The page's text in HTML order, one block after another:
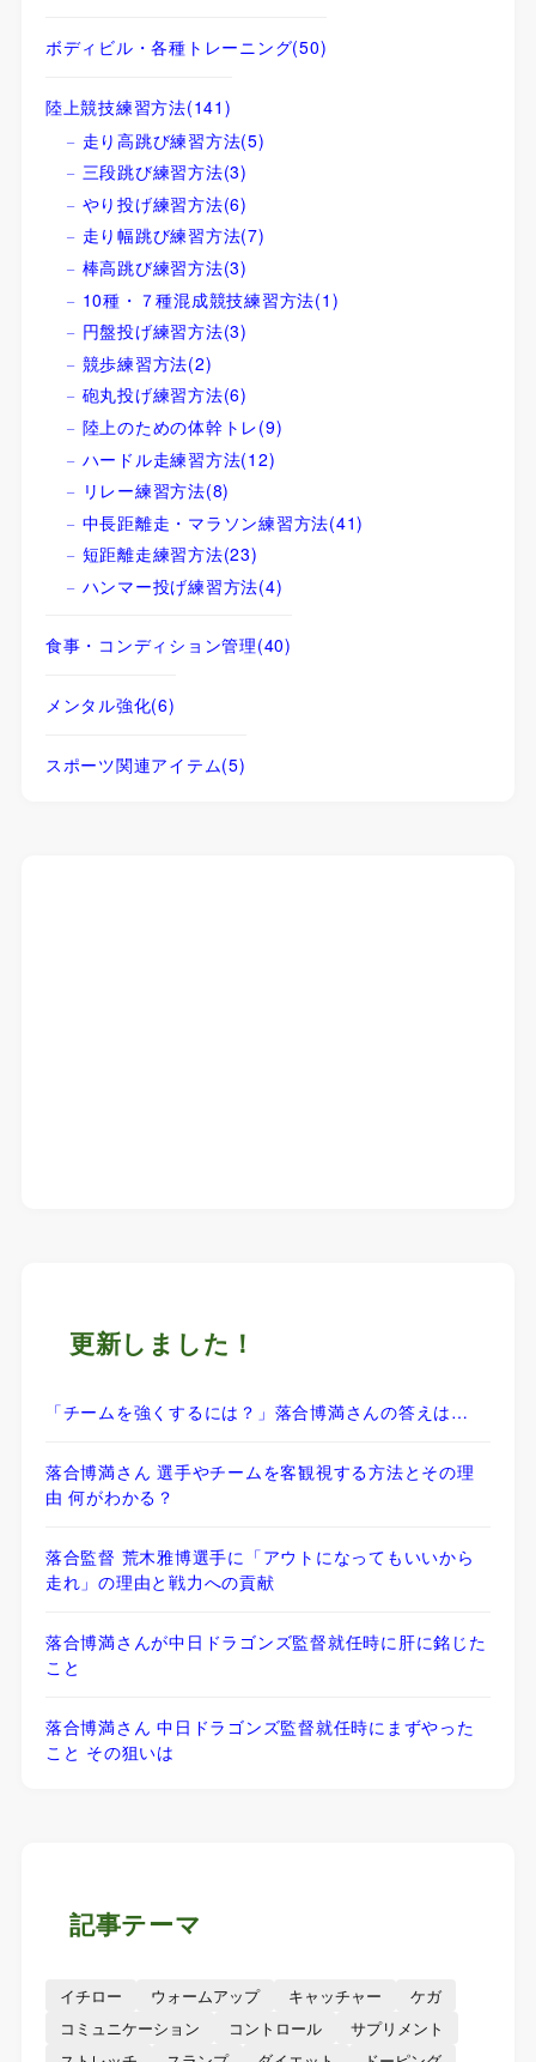
ボディビル・各種トレーニング(50)
陸上競技練習方法(141)
走り高跳び練習方法(5)
三段跳び練習方法(3)
やり投げ練習方法(6)
走り幅跳び練習方法(7)
棒高跳び練習方法(3)
10種・７種混成競技練習方法(1)
円盤投げ練習方法(3)
競歩練習方法(2)
砲丸投げ練習方法(6)
陸上のための体幹トレ(9)
ハードル走練習方法(12)
リレー練習方法(8)
中長距離走・マラソン練習方法(41)
短距離走練習方法(23)
ハンマー投げ練習方法(4)
食事・コンディション管理(40)
メンタル強化(6)
スポーツ関連アイテム(5)
更新しました！
「チームを強くするには？」落合博満さんの答えは…
落合博満さん 選手やチームを客観視する方法とその理
由 何がわかる？
落合監督 荒木雅博選手に「アウトになってもいいから
走れ」の理由と戦力への貢献
落合博満さんが中日ドラゴンズ監督就任時に肝に銘じた
こと
落合博満さん 中日ドラゴンズ監督就任時にまずやった
こと その狙いは
記事テーマ
イチロー ウォームアップ キャッチャー
ケガ
コミュニケーション
コントロール
サプリメント